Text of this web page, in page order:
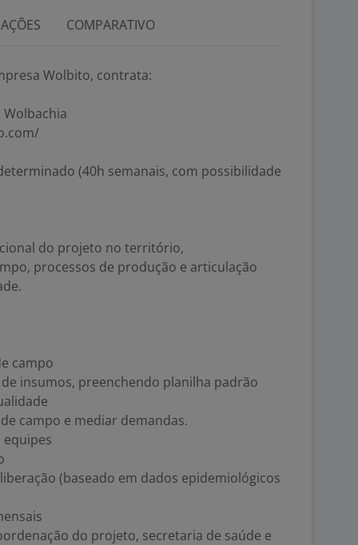
COMPARATIVO
Wolbito, contrata:
(40h semanais, com possibilidade
do projeto no território,
processos de produção e articulação
campo
insumos, preenchendo planilha padrão
campo e mediar demandas.
equipes
(baseado em dados epidemiológicos
do projeto, secretaria de saúde e